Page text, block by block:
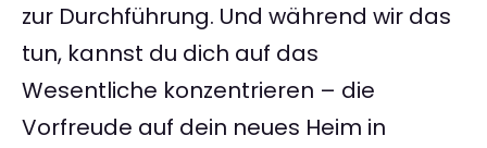
zur Durchführung. Und während wir das
tun, kannst du dich auf das
Wesentliche konzentrieren – die
Vorfreude auf dein neues Heim in